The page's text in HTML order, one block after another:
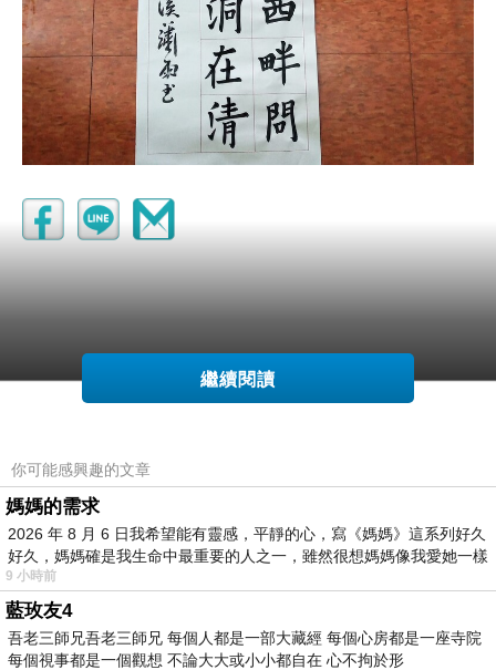
繼續閱讀
你可能感興趣的文章
媽媽的需求
2026 年 8 月 6 日我希望能有靈感，平靜的心，寫《媽媽》這系列好久
好久，媽媽確是我生命中最重要的人之一，雖然很想媽媽像我愛她一樣
9 小時前
藍玫友4
吾老三師兄吾老三師兄 每個人都是一部大藏經 每個心房都是一座寺院
每個視事都是一個觀想 不論大大或小小都自在 心不拘於形